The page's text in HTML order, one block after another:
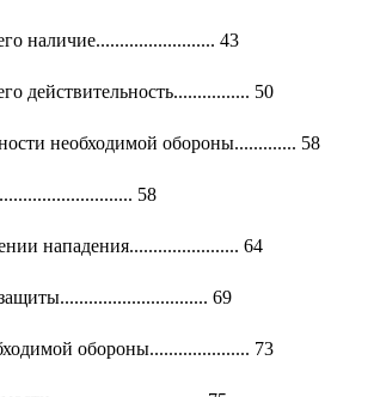
наличие......................... 43
действительность................ 50
необходимой обороны............. 58
58
нападения....................... 64
69
обороны..................... 73